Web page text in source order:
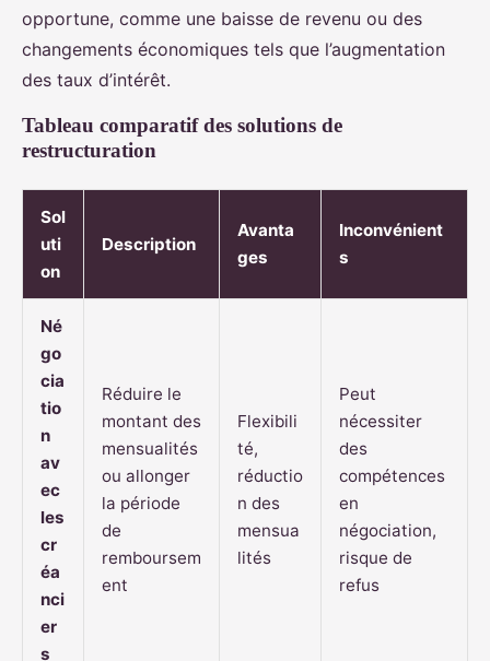
opportune, comme une baisse de revenu ou des
changements économiques tels que l’augmentation
des taux d’intérêt.
Tableau comparatif des solutions de
restructuration
Sol
uti
on
Description
Avanta
ges
Inconvénient
s
Né
go
cia
tio
n
av
ec
les
cr
éa
nci
er
s
Réduire le
montant des
mensualités
ou allonger
la période
de
remboursem
ent
Flexibili
té,
réductio
n des
mensua
lités
Peut
nécessiter
des
compétences
en
négociation,
risque de
refus